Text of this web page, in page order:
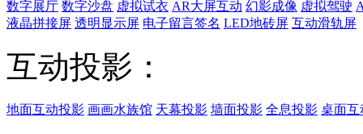
数字展厅 数字沙盘 虚拟试衣 AR大屏互动 幻影成像 虚拟驾驶
液晶拼接屏 透明显示屏 电子留言签名 LED地砖屏 互动滑轨屏
互动投影：
地面互动投影 画画水族馆 天幕投影 墙面投影 全息投影 桌面互